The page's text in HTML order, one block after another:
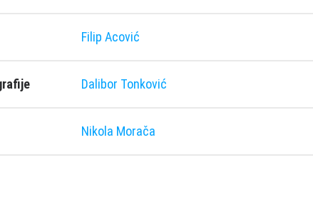
Filip Acović
Dalibor Tonković
Nikola Morača